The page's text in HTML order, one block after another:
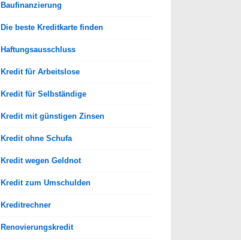
Baufinanzierung
Die beste Kreditkarte finden
Haftungsausschluss
Kredit für Arbeitslose
Kredit für Selbständige
Kredit mit günstigen Zinsen
Kredit ohne Schufa
Kredit wegen Geldnot
Kredit zum Umschulden
Kreditrechner
Renovierungskredit